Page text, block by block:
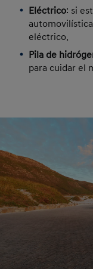
Eléctrico: si
eléctrico.
Pila de
para cuidar el